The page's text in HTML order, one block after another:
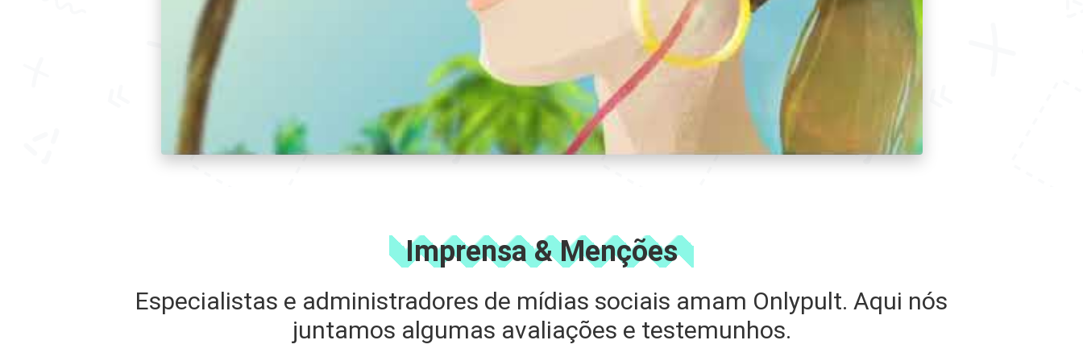
Imprensa & Menções
Especialistas e administradores de mídias sociais amam Onlypult. Aqui nós
juntamos algumas avaliações e testemunhos.